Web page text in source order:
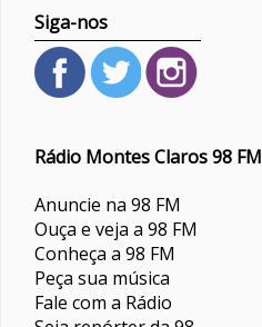
Siga-nos
Rádio Montes Claros 98 FM
Anuncie na 98 FM
Ouça e veja a 98 FM
Conheça a 98 FM
Peça sua música
Fale com a Rádio